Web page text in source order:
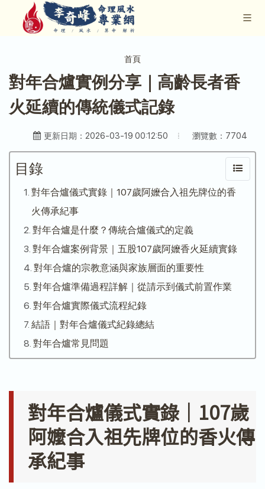
首頁
對年合爐實例分享｜高齡長者香
火延續的傳統儀式記錄
更新日期：2026-03-19 00:12:50 瀏覽數：7704
目錄
對年合爐儀式實錄｜107歲阿嬤合入祖先牌位的香
火傳承紀事
對年合爐是什麼？傳統合爐儀式的定義
對年合爐案例背景｜五股107歲阿嬤香火延續實錄
對年合爐的宗教意涵與家族層面的重要性
對年合爐準備過程詳解｜從請示到儀式前置作業
對年合爐實際儀式流程紀錄
結語｜對年合爐儀式紀錄總結
對年合爐常見問題
對年合爐儀式實錄｜107歲
阿嬤合入祖先牌位的香火傳
承紀事